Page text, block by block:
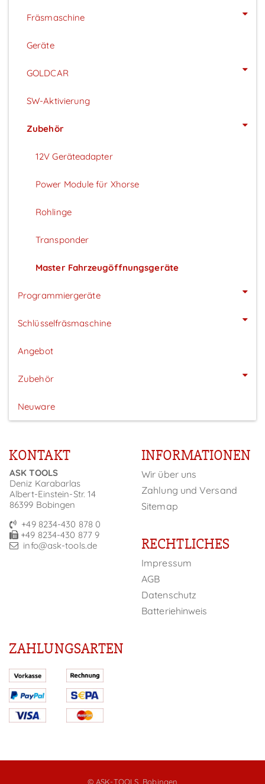
Fräsmaschine
Geräte
GOLDCAR
SW-Aktivierung
Zubehör
12V Geräteadapter
Power Module für Xhorse
Rohlinge
Transponder
Master Fahrzeugöffnungsgeräte
Programmiergeräte
Schlüsselfräsmaschine
Angebot
Zubehör
Neuware
KONTAKT
ASK TOOLS
Deniz Karabarlas
Albert-Einstein-Str. 14
86399 Bobingen
+49 8234-430 878 0
+49 8234-430 877 9
info@ask-tools.de
INFORMATIONEN
Wir über uns
Zahlung und Versand
Sitemap
RECHTLICHES
Impressum
AGB
Datenschutz
Batteriehinweis
ZAHLUNGSARTEN
© ASK-TOOLS, Bobingen